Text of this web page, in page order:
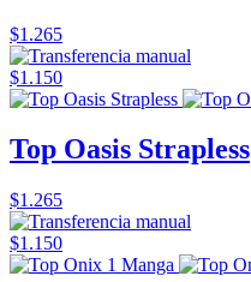
$1.265
$1.150
Top Oasis Strapless
$1.265
$1.150